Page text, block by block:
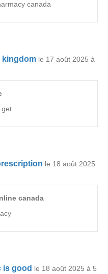
canada
kingdom le 17 août 2025 à
get
le 18 août 2025
canada
is good le 18 août 2025 à 5